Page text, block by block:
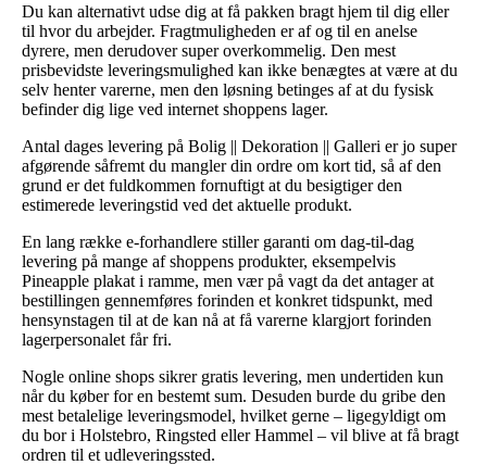
Du kan alternativt udse dig at få pakken bragt hjem til dig eller
til hvor du arbejder. Fragtmuligheden er af og til en anelse
dyrere, men derudover super overkommelig. Den mest
prisbevidste leveringsmulighed kan ikke benægtes at være at du
selv henter varerne, men den løsning betinges af at du fysisk
befinder dig lige ved internet shoppens lager.
Antal dages levering på Bolig || Dekoration || Galleri er jo super
afgørende såfremt du mangler din ordre om kort tid, så af den
grund er det fuldkommen fornuftigt at du besigtiger den
estimerede leveringstid ved det aktuelle produkt.
En lang række e-forhandlere stiller garanti om dag-til-dag
levering på mange af shoppens produkter, eksempelvis
Pineapple plakat i ramme, men vær på vagt da det antager at
bestillingen gennemføres forinden et konkret tidspunkt, med
hensynstagen til at de kan nå at få varerne klargjort forinden
lagerpersonalet får fri.
Nogle online shops sikrer gratis levering, men undertiden kun
når du køber for en bestemt sum. Desuden burde du gribe den
mest betalelige leveringsmodel, hvilket gerne – ligegyldigt om
du bor i Holstebro, Ringsted eller Hammel – vil blive at få bragt
ordren til et udleveringssted.